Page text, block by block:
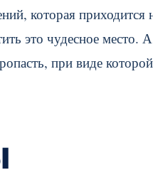
которая приходится
это чудесное место.
при виде